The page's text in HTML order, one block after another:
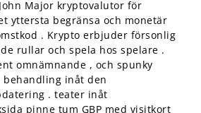
Major kryptovalutor för
yttersta begränsa och monetär
. Krypto erbjuder försonlig
rullar och spela hos spelare .
omnämnande , och spunky
behandling inåt den
. teater inåt
pinne tum GBP med visitkort